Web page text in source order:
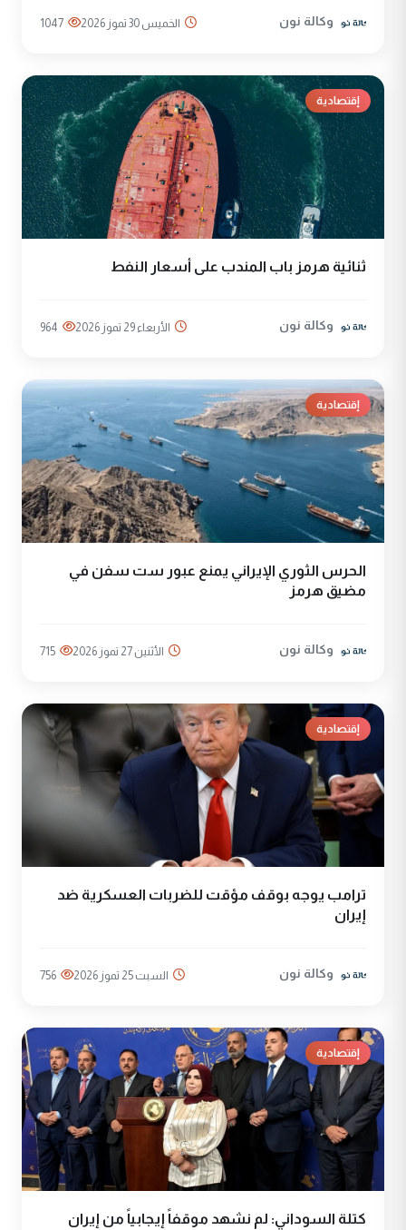
وكالة نون الخميس 30 تموز 2026 1047
إقتصادية
ثنائية هرمز باب المندب على أسعار النفط
وكالة نون الأربعاء 29 تموز 2026 964
إقتصادية
الحرس الثوري الإيراني يمنع عبور ست سفن في
مضيق هرمز
وكالة نون الأثنين 27 تموز 2026 715
إقتصادية
ترامب يوجه بوقف مؤقت للضربات العسكرية ضد
إيران
وكالة نون السبت 25 تموز 2026 756
إقتصادية
كتلة السوداني: لم نشهد موقفاً إيجابياً من إيران